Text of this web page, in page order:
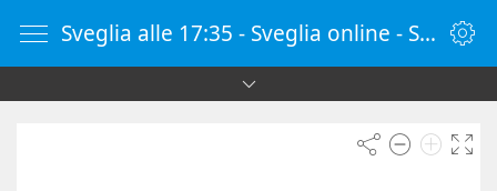
Sveglia alle 17:35 - Sveglia online - SvegliaOnline.it